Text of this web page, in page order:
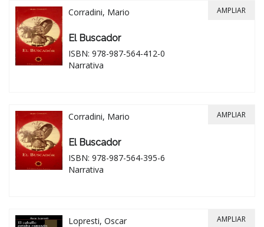
Corradini, Mario
El Buscador
ISBN: 978-987-564-412-0
Narrativa
AMPLIAR
Corradini, Mario
El Buscador
ISBN: 978-987-564-395-6
Narrativa
AMPLIAR
Lopresti, Oscar AMPLIAR